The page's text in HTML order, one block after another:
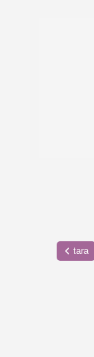
tara